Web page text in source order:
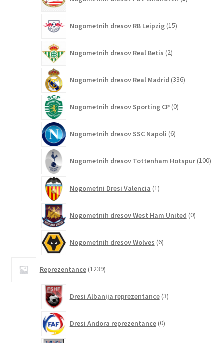
izdelek
Nogometnih dresov RB Leipzig 15izdelkov
Nogometnih dresov Real Betis 2izdelka
Nogometnih dresov Real Madrid 336izdelkov
Nogometnih dresov Sporting CP 0izdelkov
Nogometnih dresov SSC Napoli 6izdelkov
Nogometnih dresov Tottenham Hotspur 100
Nogometni Dresi Valencia 1izdelek
Nogometnih dresov West Ham United 0izdelkov
Nogometnih dresov Wolves 6izdelkov
Reprezentance 1239izdelkov
Dresi Albanija reprezentance 3izdelki
Dresi Andora reprezentance 0izdelkov